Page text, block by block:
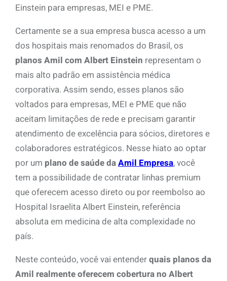
Einstein para empresas, MEI e PME.
Certamente se a sua empresa busca acesso a um
dos hospitais mais renomados do Brasil, os
planos Amil com Albert Einstein representam o
mais alto padrão em assistência médica
corporativa. Assim sendo, esses planos são
voltados para empresas, MEI e PME que não
aceitam limitações de rede e precisam garantir
atendimento de excelência para sócios, diretores e
colaboradores estratégicos. Nesse hiato ao optar
por um plano de saúde daAmil Empresa, você
tem a possibilidade de contratar linhas premium
que oferecem acesso direto ou por reembolso ao
Hospital Israelita Albert Einstein, referência
absoluta em medicina de alta complexidade no
país.
Neste conteúdo, você vai entenderquais planos da
Amil realmente oferecem cobertura no Albert